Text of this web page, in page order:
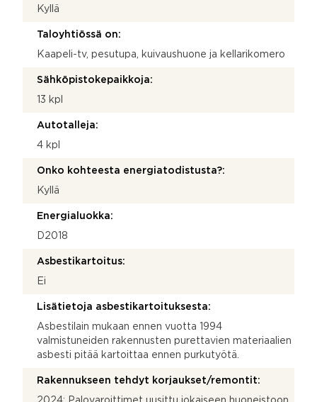
Kyllä
Taloyhtiössä on:
Kaapeli-tv, pesutupa, kuivaushuone ja kellarikomero
Sähköpistokepaikkoja:
13 kpl
Autotalleja:
4 kpl
Onko kohteesta energiatodistusta?:
Kyllä
Energialuokka:
D2018
Asbestikartoitus:
Ei
Lisätietoja asbestikartoituksesta:
Asbestilain mukaan ennen vuotta 1994
valmistuneiden rakennusten purettavien materiaalien
asbesti pitää kartoittaa ennen purkutyötä.
Rakennukseen tehdyt korjaukset/remontit: